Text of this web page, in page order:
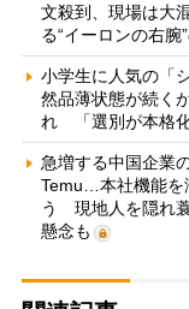
文殺到、現場は大
る“イーロンの右腕
小学生に人気の「
然品薄状態が続く
れ 「選別が本格化
急増する中国企業
Temu…本社機能を
う 現地人を隠れ
懸念も